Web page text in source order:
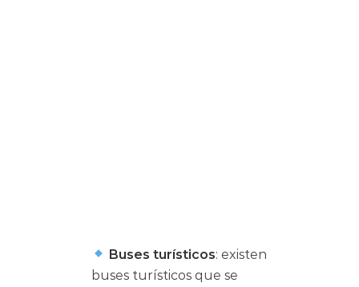
Buses turísticos: existen
buses turísticos que se